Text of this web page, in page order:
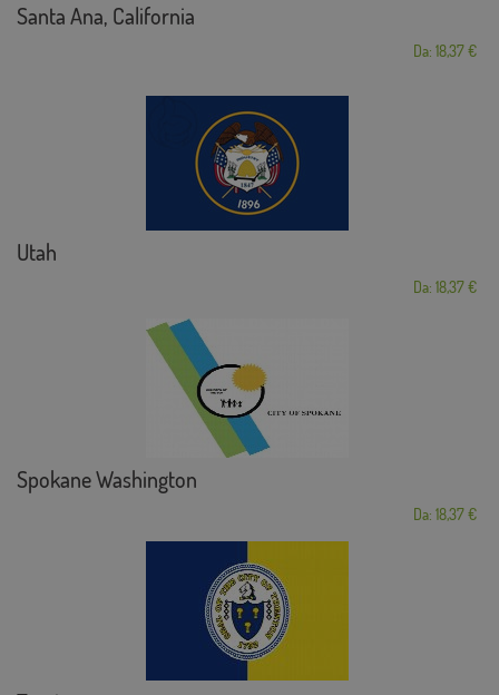
Santa Ana, California
Da: 18,37 €
Utah
Da: 18,37 €
Spokane Washington
Da: 18,37 €